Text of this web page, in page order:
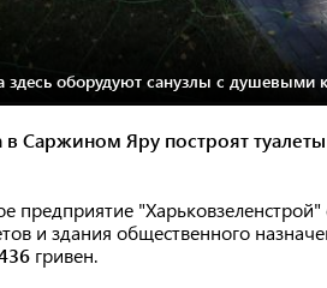
здесь оборудуют санузлы с душевыми
в Саржином Яру построят
предприятие "Харьковзеленстрой"
и здания общественного
гривен.